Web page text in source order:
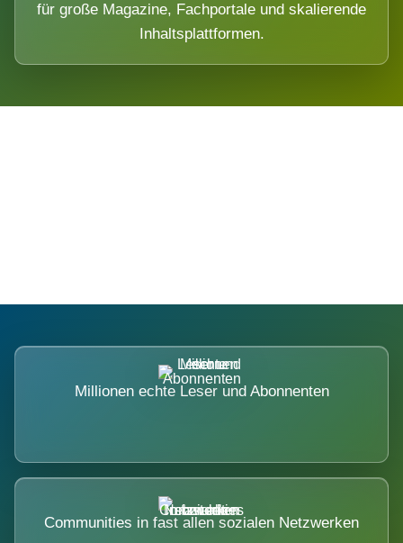
für große Magazine, Fachportale und skalierende
Inhaltsplattformen.
Millionen echte Leser und Abonnenten
Communities in fast allen sozialen Netzwerken